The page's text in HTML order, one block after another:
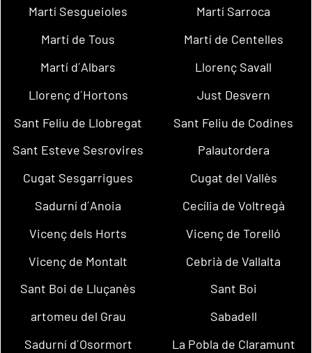
Martí Sesgueioles
Martí Sarroca
Martí de Tous
Martí de Centelles
Martí d´Albars
Llorenç Savall
Llorenç d´Hortons
Just Desvern
Sant Feliu de Llobregat
Sant Feliu de Codines
Sant Esteve Sesrovires
Palautordera
Cugat Sesgarrigues
Cugat del Vallès
Sadurní d´Anoia
Cecília de Voltregà
Vicenç dels Horts
Vicenç de Torelló
Vicenç de Montalt
Cebrià de Vallalta
Sant Boi de Lluçanès
Sant Boi
artomeu del Grau
Sabadell
Sadurní d´Osormort
La Pobla de Claramunt